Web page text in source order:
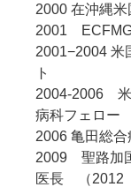
2000 在沖縄
2001 ECFMG
2001−2004 米
ト
2004-2006 米
病科フェロー
2006 亀田総
2009 聖路加
医長 （2012